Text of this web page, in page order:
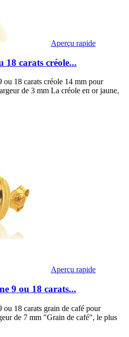
Aperçu rapide
18 carats créole...
ou 18 carats créole 14 mm pour
de 3 mm La créole en or jaune,
Aperçu rapide
9 ou 18 carats...
ou 18 carats grain de café pour
de 7 mm "Grain de café", le plus